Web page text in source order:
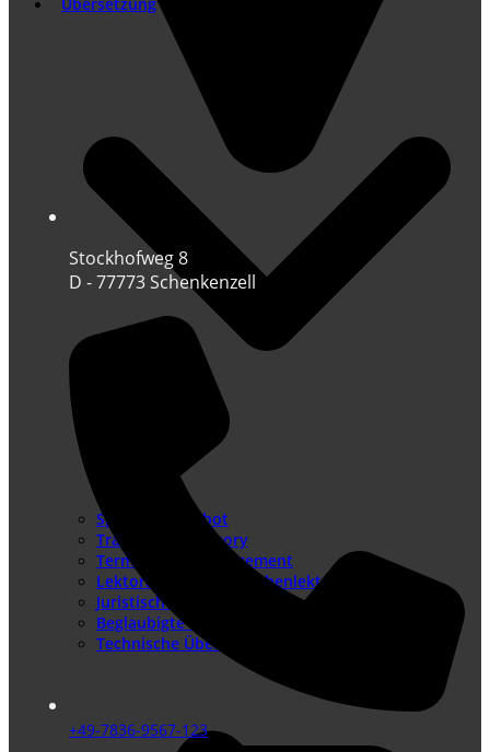
Übersetzung
Sprachenangebot
Translation Memory
Terminologiemanagement
Lektorat – Fremdsprachenlektorat
Juristische Übersetzungen
Beglaubigte Übersetzungen
Technische Übersetzungen
Stockhofweg 8
D - 77773 Schenkenzell
+49-7836-9567-123